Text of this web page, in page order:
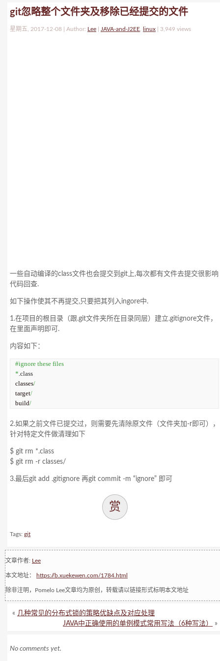
git忽略整个文件夹及移除已经提交的文件
星期五, 2017-12-08 | Author: Lee JAVA-and-J2EE linux 3,949 views
一些自动编译的class文件也会提交到git上,每次都有文件去提交很影响
代码回查.
如下操作使其不再提交,只要把其列入ingore中.
1.在项目的根目录（跟.git文件夹所在目录同层）建立.gitignore文件，
在里面声明即可.
内容如下：
#ignore these files
*.class
classes/
target/
build/
2.如果之前文件已提交过，则需要先清除原文件（文件夹加-r即可），
针对特定文件做清理如下
$ git rm *.class
$ git rm -r classes/
3.最后git add .gitignore 再git commit -m “ignore” 即可
赏
Tags: git
文章作者: Lee
本文地址： https://b.xuekewen.com/1784.html
除非注明，Pomelo Lee文章均为原创，转载请以链接形式标明本文地址
« 几种常见的分布式锁的策略优缺点及对应处理
JAVA中正确使用的单例模式常用写法（6种写法）
»
No comments yet.